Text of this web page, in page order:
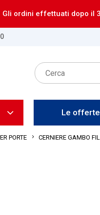
Gli ordini effettuati dopo il
Le
PORTE CERNIERE GAMBO